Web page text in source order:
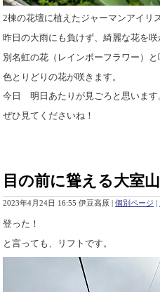
2棟の花壇に植えたジャーマンアイリ
昨日の大雨にも負けず、綺麗な花を咲
別名虹の花（レインボーフラワー）と
色とりどりの花が咲きます。
今日 明日あたりが見ごろと思います
ぜひ見てくださいね！
目の前に聳える大室
2023年4月24日 16:55 伊豆高原 | 個別ページ |
登った！
と言っても、リフトです。